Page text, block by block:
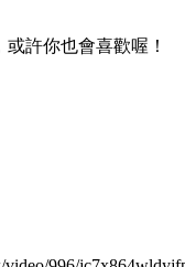
許你也會喜歡喔！